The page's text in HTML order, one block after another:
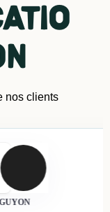
nos clients